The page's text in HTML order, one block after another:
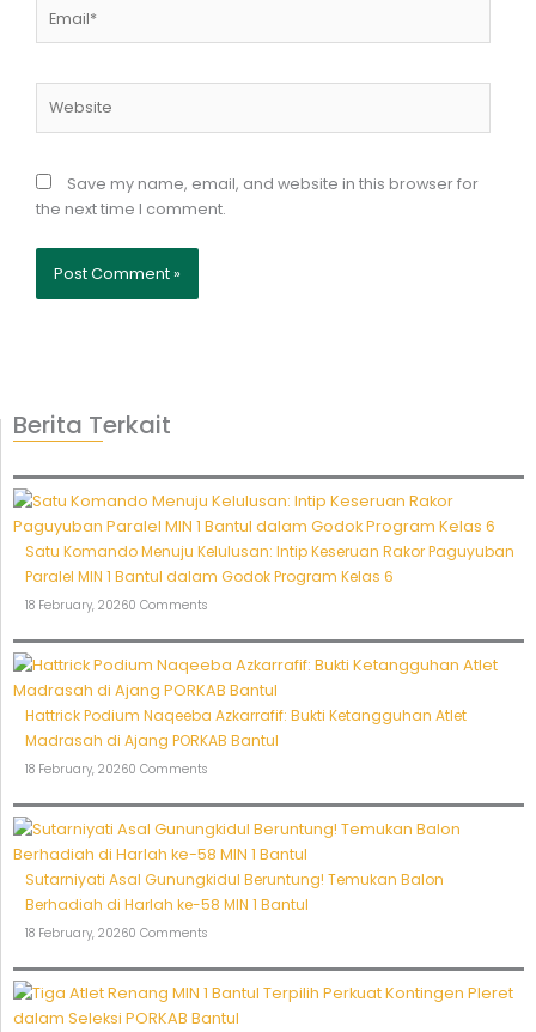
Save my name, email, and website in this browser for
the next time I comment.
Berita Terkait
Satu Komando Menuju Kelulusan: Intip Keseruan Rakor Paguyuban
Paralel MIN 1 Bantul dalam Godok Program Kelas 6
18 February, 20260 Comments
Hattrick Podium Naqeeba Azkarrafif: Bukti Ketangguhan Atlet
Madrasah di Ajang PORKAB Bantul
18 February, 20260 Comments
Sutarniyati Asal Gunungkidul Beruntung! Temukan Balon
Berhadiah di Harlah ke-58 MIN 1 Bantul
18 February, 20260 Comments